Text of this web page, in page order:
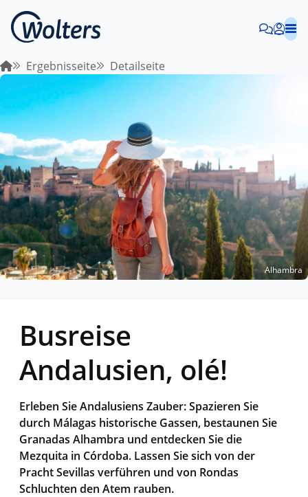
Ergebnisseite Detailseite
Alhambra
Busreise
Andalusien, olé!
Erleben Sie Andalusiens Zauber: Spazieren Sie
durch Málagas historische Gassen, bestaunen Sie
Granadas Alhambra und entdecken Sie die
Mezquita in Córdoba. Lassen Sie sich von der
Pracht Sevillas verführen und von Rondas
Schluchten den Atem rauben.